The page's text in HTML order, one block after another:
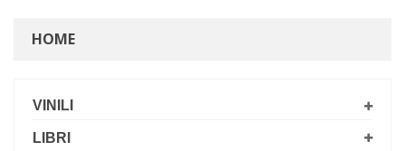
HOME
VINILI
LIBRI